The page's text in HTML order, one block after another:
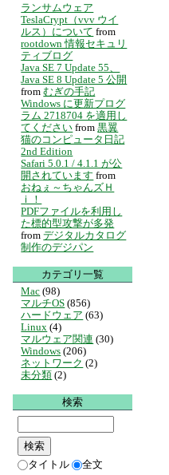
ランサムウェア
TeslaCrypt（vvv ウイ
ルス）について from
rootdown 情報セキュリ
ティブログ
Java SE 7 Update 55、
Java SE 8 Update 5 公開
from むぎの手記
Windows に更新プログ
ラム 2718704 を適用し
てください from 黒翼
猫のコンピュータ日記
2nd Edition
Safari 5.0.1 / 4.1.1 が公
開されています from
おねぇ～ちゃんズＨ
ｉ！
PDFファイルを利用し
た標的型攻撃が多発
from デジタルカタログ
制作のデジパン
カテゴリ一覧
Mac (98)
マルチOS (856)
ハードウェア (63)
Linux (4)
マルウェア関連 (30)
Windows (206)
ネットワーク (2)
未分類 (2)
検索
タイトル 全文